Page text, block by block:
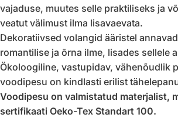
vajaduse, muutes selle praktiliseks ja
veatut välimust ilma lisavaevata.
Dekoratiivsed volangid ääristel
romantilise ja õrna ilme, lisades sellele
Ökoloogiline, vastupidav, vähenõudlik
voodipesu on kindlasti erilist
Voodipesu on valmistatud materjalist,
sertifikaati Oeko-Tex Standart 100.